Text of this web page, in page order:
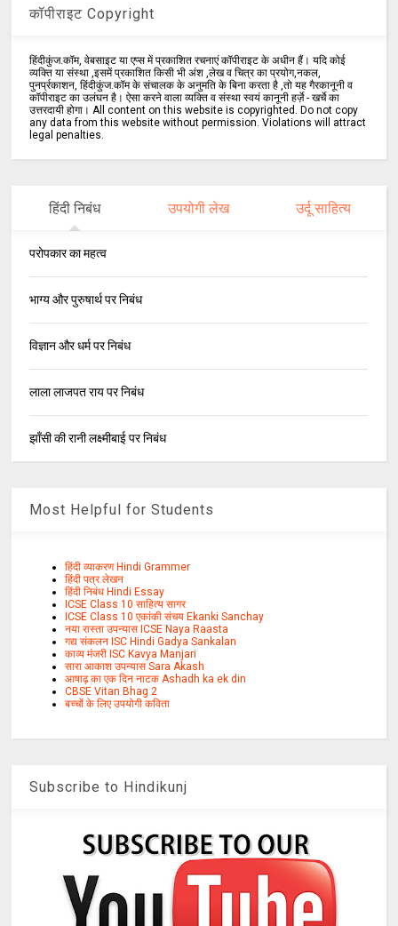
कॉपीराइट Copyright
हिंदीकुंज.कॉम, वेबसाइट या एप्स में प्रकाशित रचनाएं कॉपीराइट के अधीन हैं। यदि कोई
व्यक्ति या संस्था ,इसमें प्रकाशित किसी भी अंश ,लेख व चित्र का प्रयोग,नकल,
पुनर्प्रकाशन, हिंदीकुंज.कॉम के संचालक के अनुमति के बिना करता है ,तो यह गैरकानूनी व
कॉपीराइट का उलंघन है। ऐसा करने वाला व्यक्ति व संस्था स्वयं कानूनी हर्ज़े - खर्चे का
उत्तरदायी होगा। All content on this website is copyrighted. Do not copy
any data from this website without permission. Violations will attract
legal penalties.
हिंदी निबंध उपयोगी लेख उर्दू साहित्य
परोपकार का महत्व
भाग्य और पुरुषार्थ पर निबंध
विज्ञान और धर्म पर निबंध
लाला लाजपत राय पर निबंध
झाँसी की रानी लक्ष्मीबाई पर निबंध
Most Helpful for Students
हिंदी व्याकरण Hindi Grammer
हिंदी पत्र लेखन
हिंदी निबंध Hindi Essay
ICSE Class 10 साहित्य सागर
ICSE Class 10 एकांकी संचय Ekanki Sanchay
नया रास्ता उपन्यास ICSE Naya Raasta
गद्य संकलन ISC Hindi Gadya Sankalan
काव्य मंजरी ISC Kavya Manjari
सारा आकाश उपन्यास Sara Akash
आषाढ़ का एक दिन नाटक Ashadh ka ek din
CBSE Vitan Bhag 2
बच्चों के लिए उपयोगी कविता
Subscribe to Hindikunj